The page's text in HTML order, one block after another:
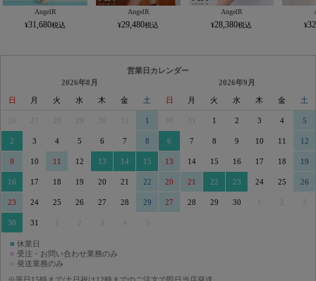
AngelR
31,680
AngelR
29,480
AngelR
28,380
営業日カレンダー
2026年8月
日 月 火 水 木 金 土
29 30 31 1
2 3 4 5 6 7 8
9 10 11 12 13 14 15
16 17 18 19 20 21 22
23 24 25 26 27 28 29
30 31 3 5
2026年9月
日 月 火 水 木 金 土
30 31 1 2 3 4 5
6 7 8 9 10 11 12
13 14 15 16 17 18 19
20 21 22 23 24 25 26
27 28 29 30 3
■ 休業日
■ 受注・お問い合わせ業務のみ
■ 発送業務のみ